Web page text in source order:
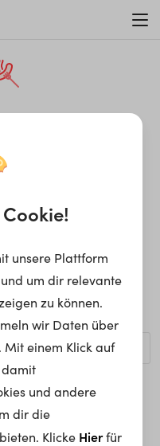
nicht
nicht gefunden werden.
Begriff suchen?
unsere Plattform
um dir relevante
zu können.
wir Daten über
Mit einem Klick auf
damit
und andere
dir die
Klicke Hierfür